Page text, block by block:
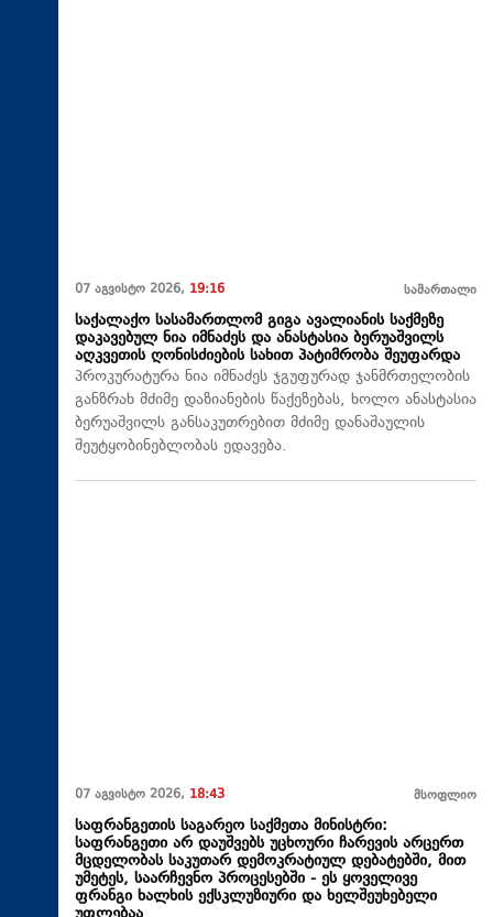
07 აგვისტო 2026, 19:16 სამართალი
საქალაქო სასამართლომ გიგა ავალიანის საქმეზე
დაკავებულ ნია იმნაძეს და ანასტასია ბერუაშვილს
აღკვეთის ღონისძიების სახით პატიმრობა შეუფარდა
პროკურატურა ნია იმნაძეს ჯგუფურად ჯანმრთელობის
განზრახ მძიმე დაზიანების წაქეზებას, ხოლო ანასტასია
ბერუაშვილს განსაკუთრებით მძიმე დანაშაულის
შეუტყობინებლობას ედავება.
07 აგვისტო 2026, 18:43 მსოფლიო
საფრანგეთის საგარეო საქმეთა მინისტრი:
საფრანგეთი არ დაუშვებს უცხოური ჩარევის არცერთ
მცდელობას საკუთარ დემოკრატიულ დებატებში, მით
უმეტეს, საარჩევნო პროცესებში - ეს ყოველივე
ფრანგი ხალხის ექსკლუზიური და ხელშეუხებელი